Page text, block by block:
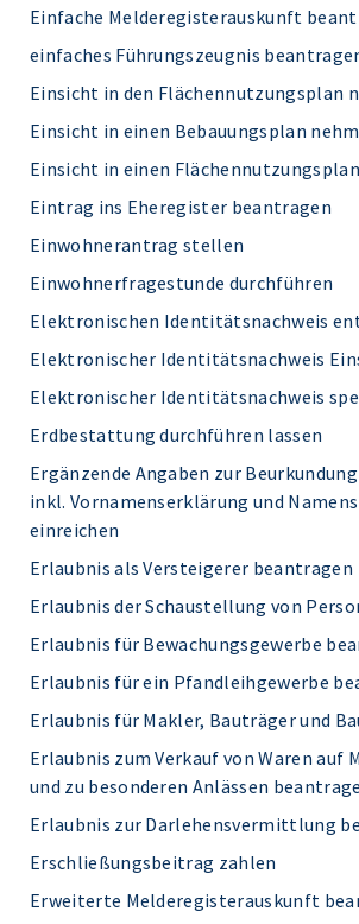
Einfache Melderegisterauskunft
einfaches Führungszeugnis
Einsicht in den Flächennutzungsplan
Einsicht in einen Bebauungsplan
Einsicht in einen
Eintrag ins Eheregister beantragen
Einwohnerantrag stellen
Einwohnerfragestunde durchführen
Elektronischen Identitätsnachweis
Elektronischer Identitätsnachweis
Elektronischer Identitätsnachweis
Erdbestattung durchführen lassen
Ergänzende Angaben zur
inkl. Vornamenserklärung und
einreichen
Erlaubnis als Versteigerer beantragen
Erlaubnis der Schaustellung von
Erlaubnis für Bewachungsgewerbe
Erlaubnis für ein Pfandleihgewerbe
Erlaubnis für Makler, Bauträger und
Erlaubnis zum Verkauf von Waren auf
und zu besonderen Anlässen
Erlaubnis zur Darlehensvermittlung
Erschließungsbeitrag zahlen
Erweiterte Melderegisterauskunft